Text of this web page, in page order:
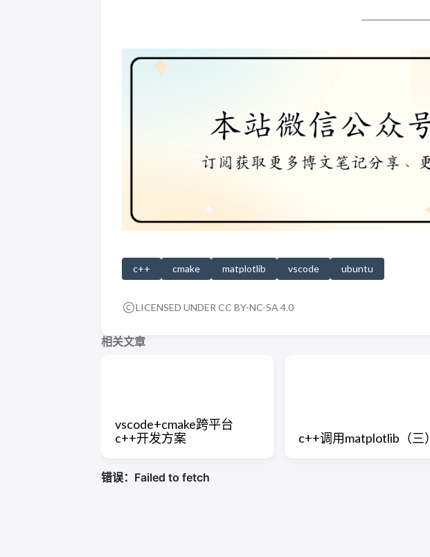
c++ cmake matplotlib vscode ubuntu
LICENSED UNDER CC BY-NC-SA 4.0
相关文章
vscode+cmake跨平台
c++开发方案
c++调用matplotlib（三）